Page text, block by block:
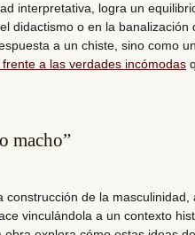
interpretativa, logra un
didactismo o en la banalización
a un chiste, sino como
frente a las verdades incómodas
macho”
construcción de la
vinculándola a un contexto